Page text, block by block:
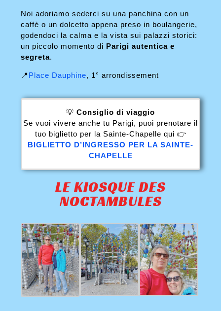
Noi adoriamo sederci su una panchina con un
caffè o un dolcetto appena preso in boulangerie,
godendoci la calma e la vista sui palazzi storici:
un piccolo momento di Parigi autentica e
segreta.
📍Place Dauphine, 1° arrondissement
💡 Consiglio di viaggio
Se vuoi vivere anche tu Parigi, puoi prenotare il
tuo biglietto per la Sainte-Chapelle qui 👉
BIGLIETTO D’INGRESSO PER LA SAINTE-
CHAPELLE
LE KIOSQUE DES
NOCTAMBULES